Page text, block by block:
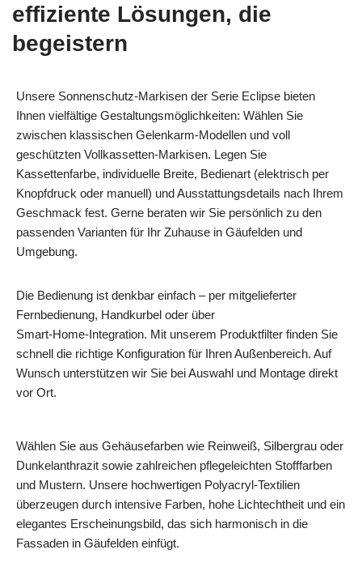
effiziente Lösungen, die
begeistern
Unsere Sonnenschutz‑Markisen der Serie Eclipse bieten
Ihnen vielfältige Gestaltungsmöglichkeiten: Wählen Sie
zwischen klassischen Gelenkarm‑Modellen und voll
geschützten Vollkassetten‑Markisen. Legen Sie
Kassettenfarbe, individuelle Breite, Bedienart (elektrisch per
Knopfdruck oder manuell) und Ausstattungsdetails nach Ihrem
Geschmack fest. Gerne beraten wir Sie persönlich zu den
passenden Varianten für Ihr Zuhause in Gäufelden und
Umgebung.
Die Bedienung ist denkbar einfach – per mitgelieferter
Fernbedienung, Handkurbel oder über
Smart‑Home‑Integration. Mit unserem Produktfilter finden Sie
schnell die richtige Konfiguration für Ihren Außenbereich. Auf
Wunsch unterstützen wir Sie bei Auswahl und Montage direkt
vor Ort.
Wählen Sie aus Gehäusefarben wie Reinweiß, Silbergrau oder
Dunkelanthrazit sowie zahlreichen pflegeleichten Stofffarben
und Mustern. Unsere hochwertigen Polyacryl‑Textilien
überzeugen durch intensive Farben, hohe Lichtechtheit und ein
elegantes Erscheinungsbild, das sich harmonisch in die
Fassaden in Gäufelden einfügt.